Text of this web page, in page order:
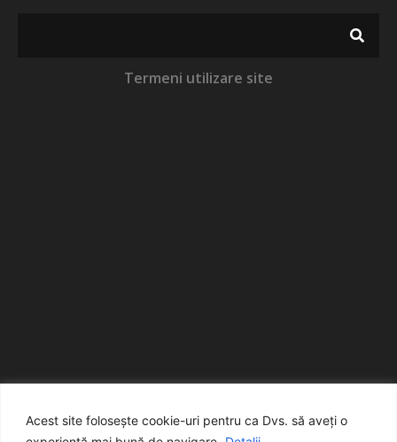
Acest site folosește cookie-uri pentru ca Dvs. să aveți o
Termeni utilizare site